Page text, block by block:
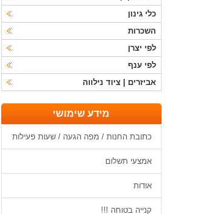
כלי גינון
השכרות
לפי יצרן
לפי ענף
אביזרים | ציוד נילווה
מידע שימושי
כתובת החנות / מפה הגעה / שעות פעילות
אמצעי תשלום
אודות
קנייה בטוחה !!!